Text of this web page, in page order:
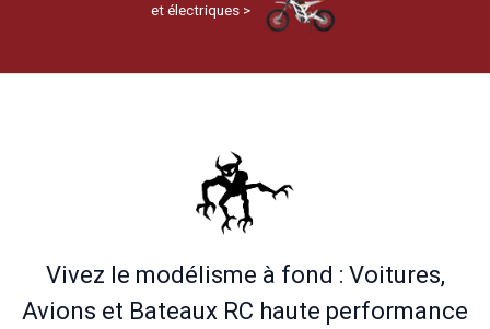
et électriques >
Vivez le modélisme à fond : Voitures,
Avions et Bateaux RC haute performance